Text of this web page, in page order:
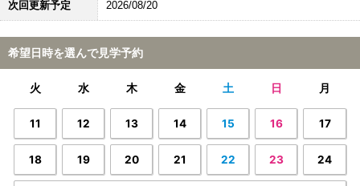
次回更新予定 2026/08/20
希望日時を選んで見学予約
火 水 木 金 土 日 月
11 12 13 14 15 16 17
18 19 20 21 22 23 24